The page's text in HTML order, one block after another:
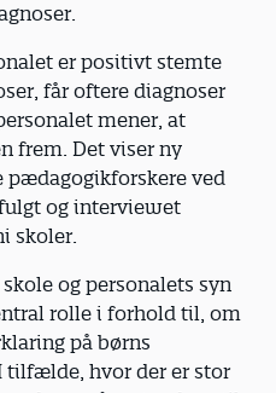
er positivt stemte
får oftere diagnoser
mener, at
frem. Det viser ny
pædagogikforskere ved
og interviewet
skoler.
og personalets syn
rolle i forhold til, om
på børns
tilfælde, hvor der er stor